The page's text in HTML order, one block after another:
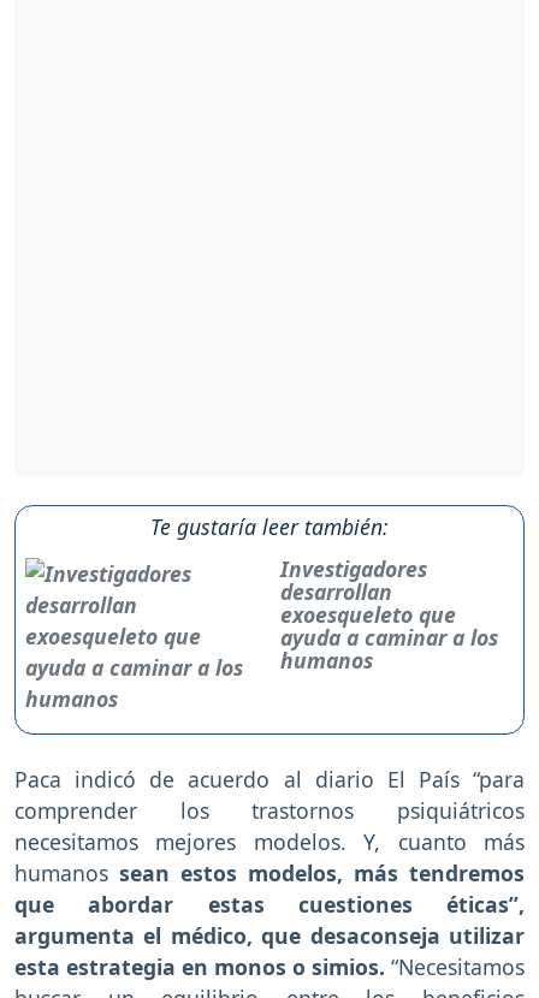
Te gustaría leer también:
Investigadores
desarrollan
exoesqueleto que
ayuda a caminar a los
humanos
Paca indicó de acuerdo al diario El País “para
comprender los trastornos psiquiátricos
necesitamos mejores modelos. Y, cuanto más
humanos sean estos modelos, más tendremos
que abordar estas cuestiones éticas”,
argumenta el médico, que desaconseja utilizar
esta estrategia en monos o simios. “Necesitamos